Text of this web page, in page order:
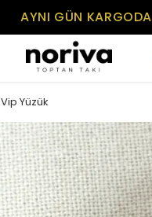
AYNI GÜN KARGODA
Vip Yüzük